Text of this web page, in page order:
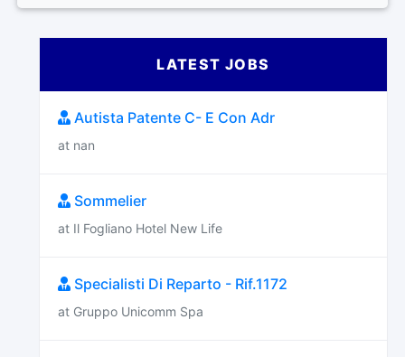
LATEST JOBS
Autista Patente C- E Con Adr
at nan
Sommelier
at Il Fogliano Hotel New Life
Specialisti Di Reparto - Rif.1172
at Gruppo Unicomm Spa